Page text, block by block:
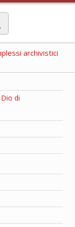
archivistici
di